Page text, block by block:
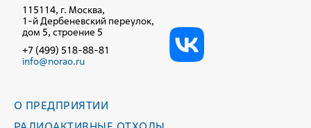
115114, г. Москва,
1-й Дербеневский переулок,
дом 5, строение 5
+7 (499) 518-88-81
info@norao.ru
О ПРЕДПРИЯТИИ